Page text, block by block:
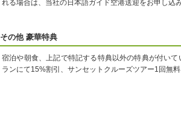
れる場合は、当社の日本語ガイド空港送迎をお申し込
その他 豪華特典
宿泊や朝食、上記で特記する特典以外の特典が付い
ランにて15%割引、サンセットクルーズツアー1回無